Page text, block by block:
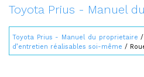
Toyota Prius - Manuel
Toyota Prius - Manuel du proprietaire /
d’entretien réalisables soi-même /